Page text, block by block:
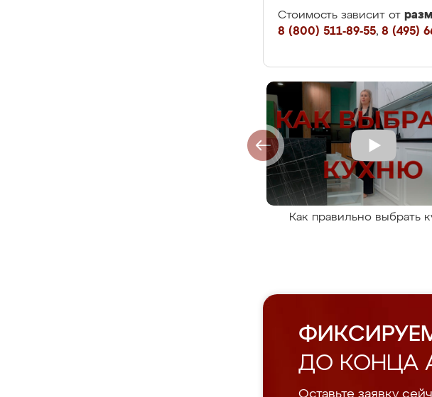
Стоимость зависит от
8 (800) 511-89-55, 8 (495)
Как правильно выбрать
ДО КОНЦА
Оставьте заявку